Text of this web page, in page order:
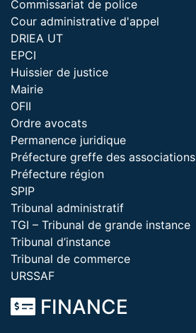
Commissariat de police
Cour administrative d'appel
DRIEA UT
EPCI
Huissier de justice
Mairie
OFII
Ordre avocats
Permanence juridique
Préfecture greffe des associations
Préfecture région
SPIP
Tribunal administratif
TGI – Tribunal de grande instance
Tribunal d’instance
Tribunal de commerce
URSSAF
FINANCE